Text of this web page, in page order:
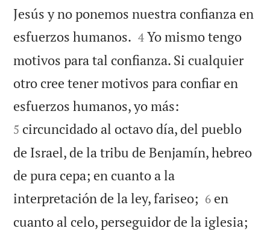
Jesús y no ponemos nuestra confianza en
esfuerzos humanos. 

4 Yo mismo tengo
motivos para tal confianza. Si cualquier
otro cree tener motivos para confiar en
esfuerzos humanos, yo más:
5 circuncidado al octavo día, del pueblo
de Israel, de la tribu de Benjamín, hebreo
de pura cepa; en cuanto a la
interpretación de la ley, fariseo; 

6 en
cuanto al celo, perseguidor de la iglesia;